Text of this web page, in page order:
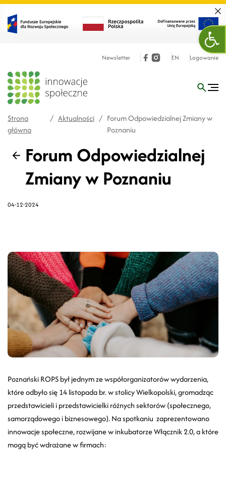
Newsletter EN Logowanie
Strona
główna
/ Aktualności / Forum Odpowiedzialnej Zmiany w
Poznaniu
Wstecz
Forum Odpowiedzialnej
Zmiany w Poznaniu
04-12-2024
Poznański ROPS był jednym ze współorganizatorów wydarzenia,
które odbyło się 14 listopada br. w stolicy Wielkopolski, gromadząc
przedstawicieli i przedstawicielki różnych sektorów (społecznego,
samorządowego i biznesowego). Na spotkaniu zaprezentowano
innowacje społeczne, rozwijane w inkubatorze Włącznik 2.0, a które
mogą być wdrażane w firmach: